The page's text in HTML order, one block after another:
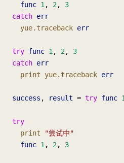
  func
1 , 2, 3
catch err
  yue.traceback
err
try func 1 , 2, 3
catch err
  print
yue.traceback err
success , result = try func 1
try
  print
"尝试中"
  func
1 , 2, 3